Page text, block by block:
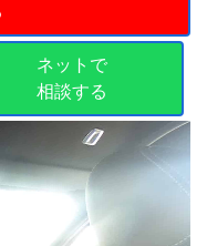
ネットで
相談する